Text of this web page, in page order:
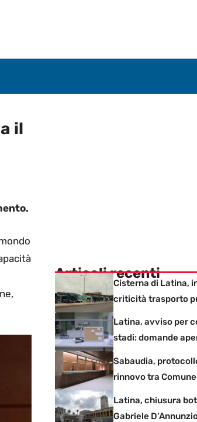
il
Articoli recenti
Cisterna di Latina,
criticità trasporto
Latina, avviso per
stadi: domande
Sabaudia,
rinnovo tra
Latina, chiusura
Gabriele